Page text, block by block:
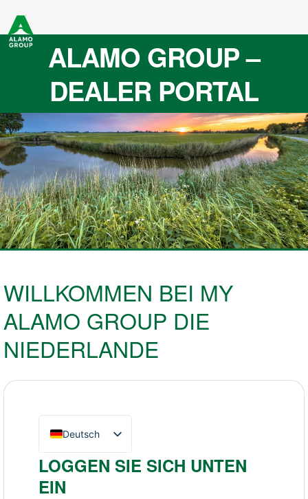
ALAMO GROUP –
DEALER PORTAL
WILLKOMMEN BEI MY
ALAMO GROUP DIE
NIEDERLANDE
Deutsch
English (UK)
Nederlands
LOGGEN SIE SICH UNTEN
EIN